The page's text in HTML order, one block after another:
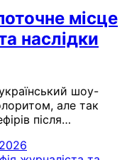
місце
наслідки
шоу-
але так
після…